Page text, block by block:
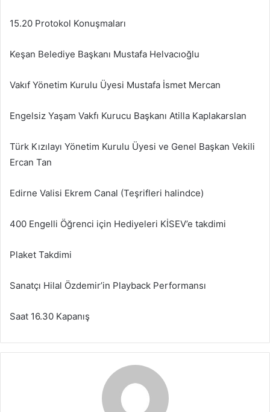
15.20 Protokol Konuşmaları
Keşan Belediye Başkanı Mustafa Helvacıoğlu
Vakıf Yönetim Kurulu Üyesi Mustafa İsmet Mercan
Engelsiz Yaşam Vakfı Kurucu Başkanı Atilla Kaplakarslan
Türk Kızılayı Yönetim Kurulu Üyesi ve Genel Başkan Vekili
Ercan Tan
Edirne Valisi Ekrem Canal (Teşrifleri halindce)
400 Engelli Öğrenci için Hediyeleri KİSEV’e takdimi
Plaket Takdimi
Sanatçı Hilal Özdemir’in Playback Performansı
Saat 16.30 Kapanış